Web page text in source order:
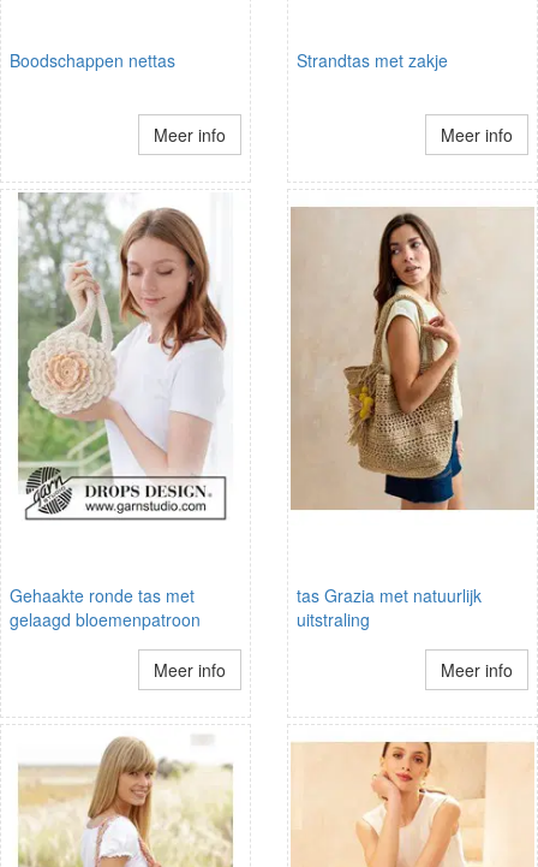
Boodschappen nettas
Meer info
Strandtas met zakje
Meer info
Gehaakte ronde tas met
gelaagd bloemenpatroon
Meer info
tas Grazia met natuurlijk
uitstraling
Meer info